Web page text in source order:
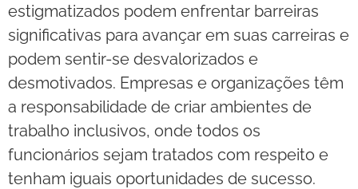
estigmatizados podem enfrentar barreiras
significativas para avançar em suas carreiras e
podem sentir-se desvalorizados e
desmotivados. Empresas e organizações têm
a responsabilidade de criar ambientes de
trabalho inclusivos, onde todos os
funcionários sejam tratados com respeito e
tenham iguais oportunidades de sucesso.